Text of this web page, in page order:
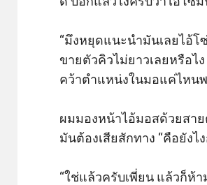
“มึงหยุดแนะนำมันเลยไอ้
ขายตัวคิวไม่ยาวเลยหรือไ
คว้าตำแหน่งในมอแค่ไหนพ
ผมมองหน้าไอ้มอสด้วยสาย
มันต้องเสียสักทาง “คือยังไ
“ใช่แล้วครับเพี่ยน แล้วก็ห้